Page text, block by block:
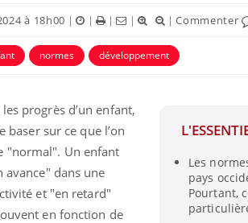
à 18h00 | | | | |Commenter
normes développement
Les
pays
Pourtant,
progrès d’un enfant,
baser sur ce que l’on
"normal". Un enfant
avance" dans une
et "en retard"
en fonction de
à aborder...
des
proche c'est
prévenir
Fatigue, irritabilité, brouillard
même alopécie… Les
carence en fer sont
...